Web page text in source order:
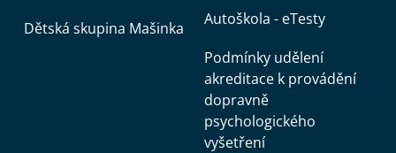
Dětská skupina Mašinka
Autoškola - eTesty
Podmínky udělení
akreditace k provádění
dopravně
psychologického
vyšetření